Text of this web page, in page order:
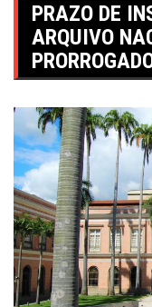
PRAZO DE
ARQUIVO